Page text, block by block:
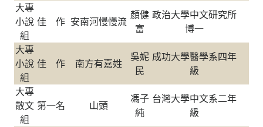
大專
小說
組
佳 作 安南河慢慢流
顏健
富
政治大學中文研究所
博一
大專
小說
組
佳 作 南方有嘉姓
吳妮
民
成功大學醫學系四年
級
大專
散文
組
第一名 山頭
馮子
純
台灣大學中文系二年
級